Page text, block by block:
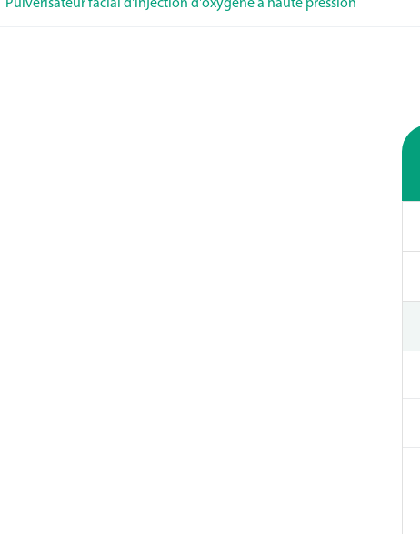
Pulvérisateur facial d'injection d'oxygène à haute pression